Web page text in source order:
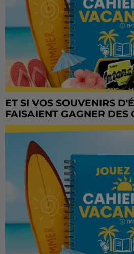
ET SI VOS SOUVENIRS
FAISAIENT GAGNER DES